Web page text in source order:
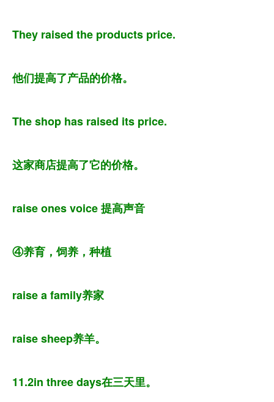
They raised the products price.
他们提高了产品的价格。
The shop has raised its price.
这家商店提高了它的价格。
raise ones voice 提高声音
④养育，饲养，种植
raise a family养家
raise sheep养羊。
11.2in three days在三天里。